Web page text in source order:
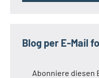
Blog per E-Mail
Abonniere diesen